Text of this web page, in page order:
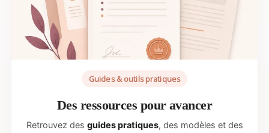
Guides & outils pratiques
Des ressources pour avancer
Retrouvez des guides pratiques, des modèles et des